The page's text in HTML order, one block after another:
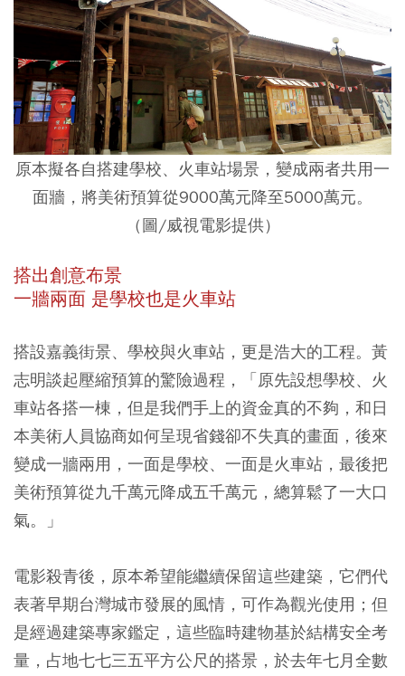
原本擬各自搭建學校、火車站場景，變成兩者共用一
面牆，將美術預算從9000萬元降至5000萬元。
（圖/威視電影提供）
搭出創意布景
一牆兩面 是學校也是火車站
搭設嘉義街景、學校與火車站，更是浩大的工程。黃
志明談起壓縮預算的驚險過程，「原先設想學校、火
車站各搭一棟，但是我們手上的資金真的不夠，和日
本美術人員協商如何呈現省錢卻不失真的畫面，後來
變成一牆兩用，一面是學校、一面是火車站，最後把
美術預算從九千萬元降成五千萬元，總算鬆了一大口
氣。」
電影殺青後，原本希望能繼續保留這些建築，它們代
表著早期台灣城市發展的風情，可作為觀光使用；但
是經過建築專家鑑定，這些臨時建物基於結構安全考
量，占地七七三五平方公尺的搭景，於去年七月全數